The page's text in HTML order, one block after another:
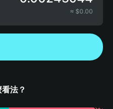
≈ $0.00
法？